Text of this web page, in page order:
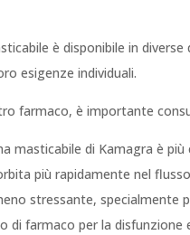
è disponibile in
esigenze individuali.
farmaco, è importante
masticabile di Kamagra è
più rapidamente nel
stressante,
di farmaco per la